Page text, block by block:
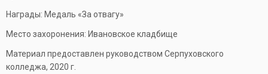
Награды: Медаль «За отвагу»
Место захоронения: Ивановское кладбище
Материал предоставлен руководством Серпуховского
колледжа, 2020 г.